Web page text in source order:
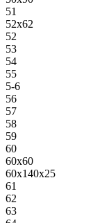
51
52х62
52
53
54
55
5-6
56
57
58
59
60
60х60
60х140х25
61
62
63